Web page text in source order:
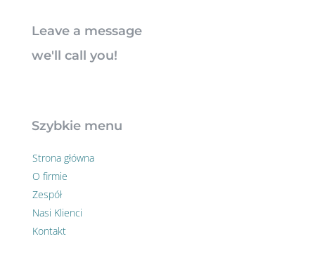
Leave a message
we'll call you!
Szybkie menu
Strona główna
O firmie
Zespół
Nasi Klienci
Kontakt